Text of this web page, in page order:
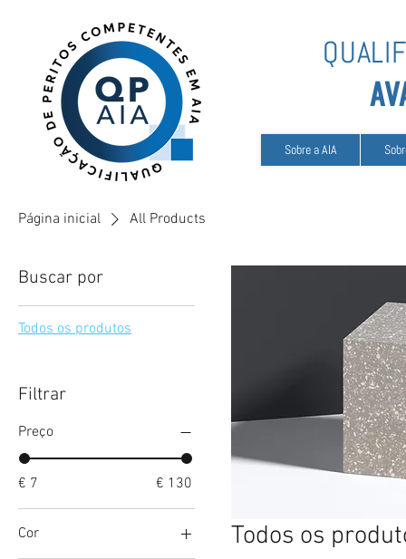
Sobre a AIA
Página inicial All Products
Buscar por
Todos os produtos
Filtrar
Preço
€ 7 € 130
Cor Todos os